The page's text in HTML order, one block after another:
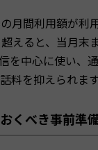
月間利用額が利
えると、当月末
を中心に使い、
料を抑えられます
くべき事前準